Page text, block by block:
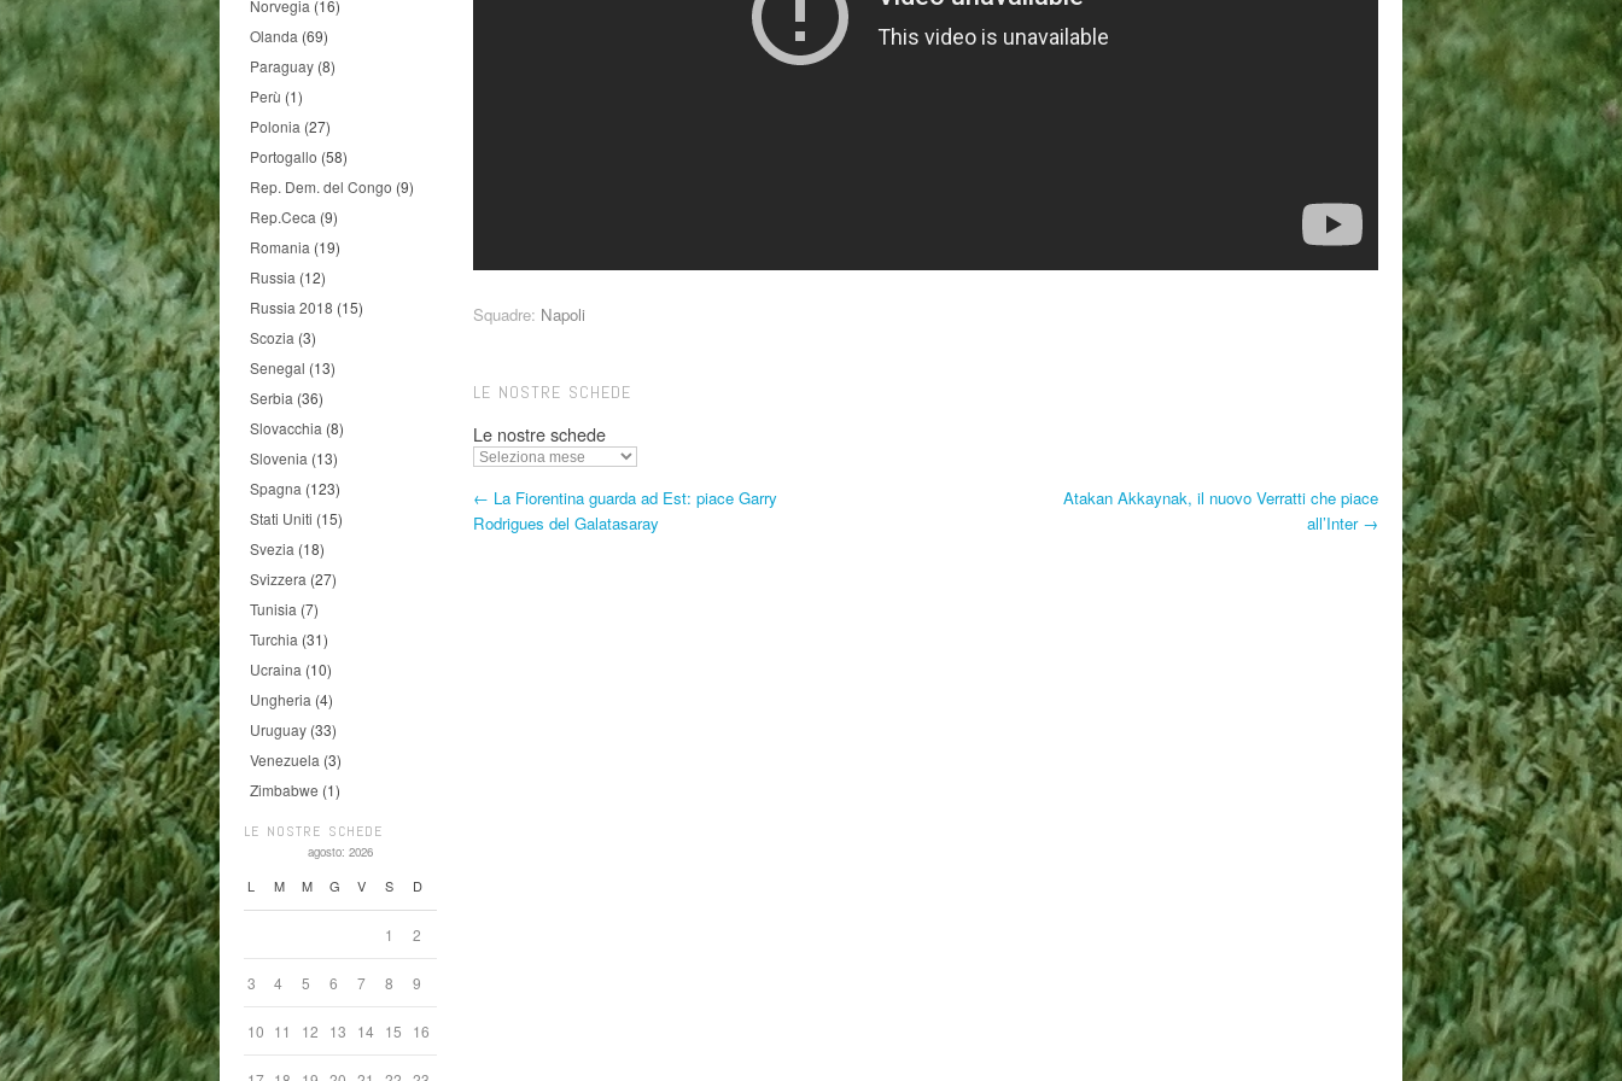
Norvegia (16)
Olanda (69)
Paraguay (8)
Perù (1)
Polonia (27)
Portogallo (58)
Rep. Dem. del Congo (9)
Rep.Ceca (9)
Romania (19)
Russia (12)
Russia 2018 (15)
Scozia (3)
Senegal (13)
Serbia (36)
Slovacchia (8)
Slovenia (13)
Spagna (123)
Stati Uniti (15)
Svezia (18)
Svizzera (27)
Tunisia (7)
Turchia (31)
Ucraina (10)
Ungheria (4)
Uruguay (33)
Venezuela (3)
Zimbabwe (1)
LE NOSTRE SCHEDE
agosto: 2026
L M M G V S D
1 2
3 4 5 6 7 8 9
10 11 12 13 14 15 16
Squadre: Napoli
LE NOSTRE SCHEDE
Le nostre schede
← La Fiorentina guarda ad Est: piace Garry
Rodrigues del Galatasaray
Atakan Akkaynak, il nuovo Verratti che piace
all’Inter →